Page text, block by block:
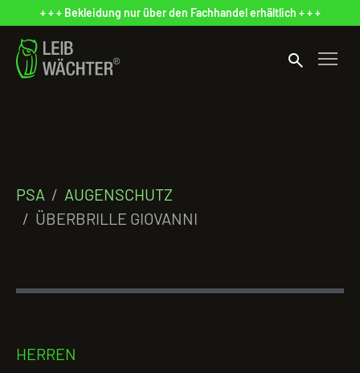
+ + + Bekleidung nur über den Fachhandel erhältlich + + +
search
PSA
AUGENSCHUTZ
ÜBERBRILLE GIOVANNI
HERREN